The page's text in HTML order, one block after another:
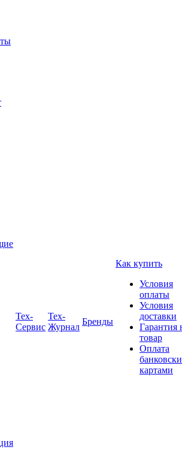
Tex-
Сервис
Тех-
Журнал
Бренды
Как купить
Условия
оплаты
Условия
доставки
Гарантия
товар
Оплата
картами